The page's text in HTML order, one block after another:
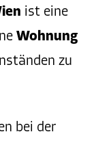
ist eine
Wohnung
zu
bei der